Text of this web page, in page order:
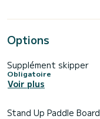
Options
Supplément skipper
Obligatoire
Voir plus
Stand Up Paddle Board